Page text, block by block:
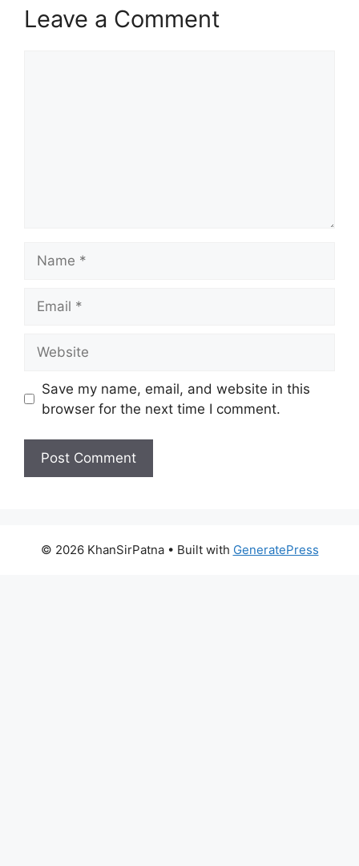
Leave a Comment
Save my name, email, and website in this
browser for the next time I comment.
© 2026 KhanSirPatna• Built with GeneratePress